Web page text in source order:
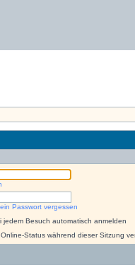
Passwort vergessen
jedem Besuch automatisch anmelden
Status während dieser Sitzung